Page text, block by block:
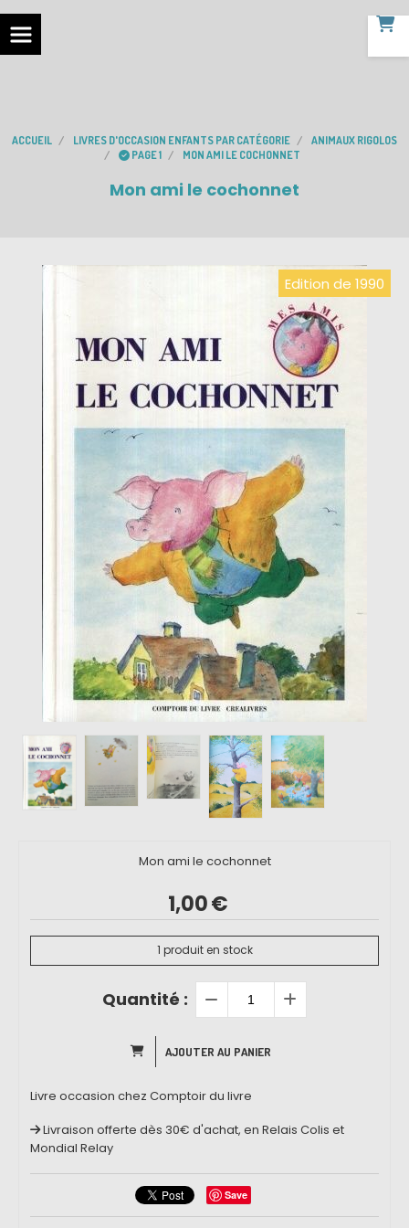
ACCUEIL LIVRES D'OCCASION ENFANTS PAR CATÉGORIE
ANIMAUX RIGOLOS
PAGE 1
MON AMI LE COCHONNET
Mon ami le cochonnet
Edition de 1990
Mon ami le cochonnet
1,00€
1 produit en stock
Quantité :
AJOUTER AU PANIER
Livre occasion chez Comptoir du livre
Livraison offerte dès 30€ d'achat, en Relais Colis et
Mondial Relay
Save